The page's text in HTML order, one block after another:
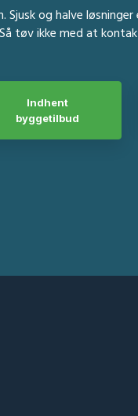
og halve
tøv ikke med at
Indhent
byggetilbud